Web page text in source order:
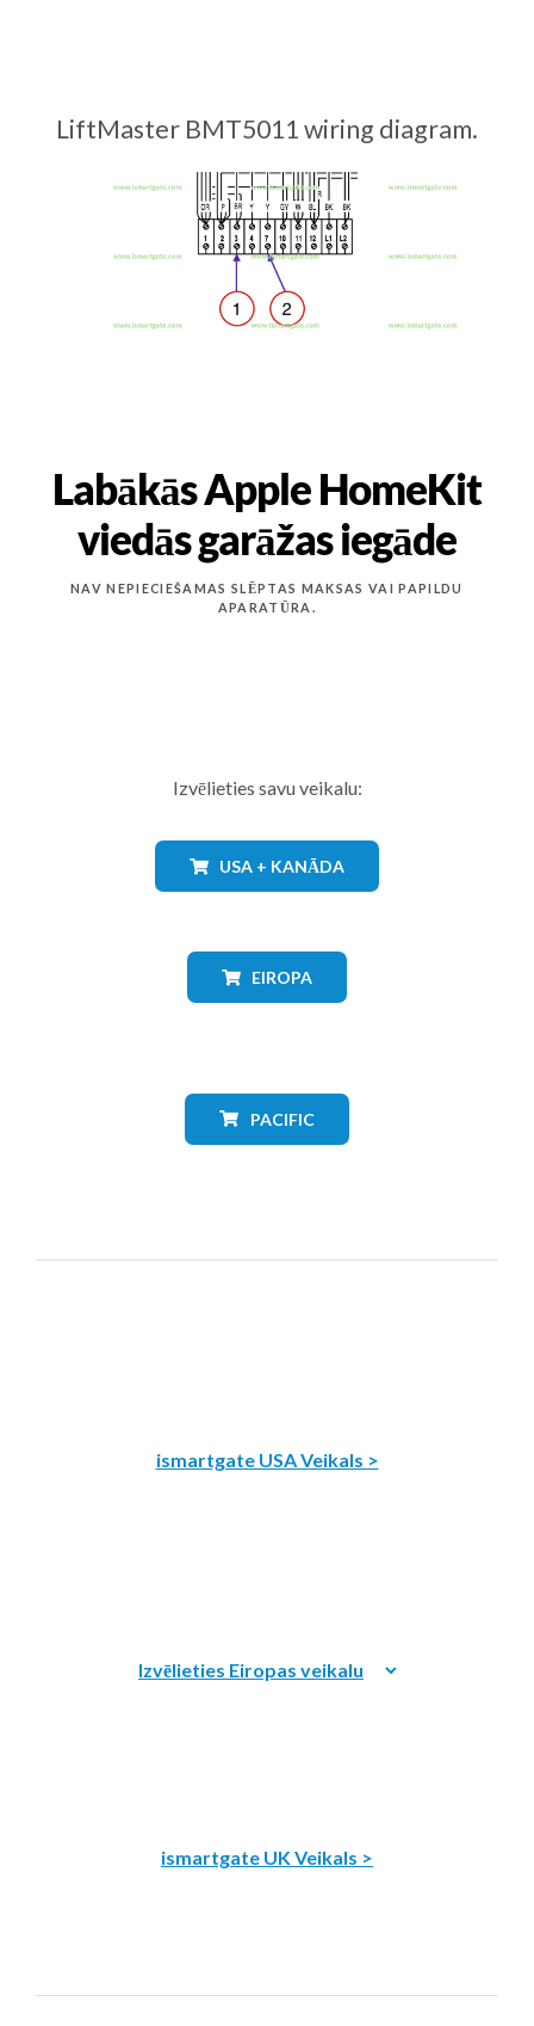
LiftMaster BMT5011 wiring diagram.
Labākās Apple HomeKit
viedās garāžas iegāde
NAV NEPIECIEŠAMAS SLĒPTAS MAKSAS VAI PAPILDU
APARATŪRA.
Izvēlieties savu veikalu:
USA + KANĀDA
EIROPA
PACIFIC
ismartgate USA Veikals >
ismartgate UK Veikals >